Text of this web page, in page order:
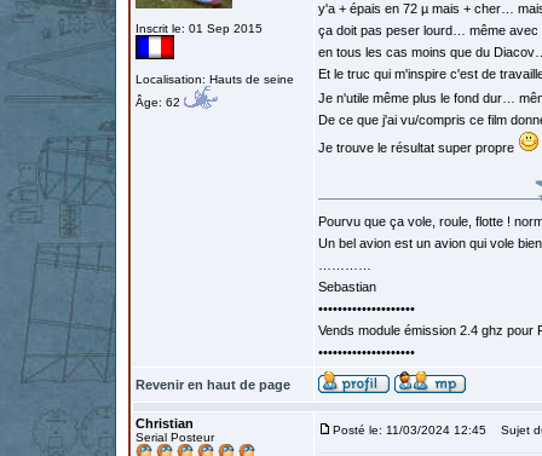
Inscrit le: 01 Sep 2015
Localisation: Hauts de seine
Âge: 62
y'a + épais en 72 µ mais + cher…
ça doit pas peser lourd… même
en tous les cas moins que du
Et le truc qui m'inspire c'est de
Je n'utile même plus le fond dur…
De ce que j'ai vu/compris ce film
Je trouve le résultat super propre
Pourvu que ça vole, roule, flotte !
Un bel avion est un avion qui vole
Sebastian
••••••••••••••••••••
Vends module émission 2.4 ghz
••••••••••••••••••••
Revenir en haut de page
Christian
Serial Posteur
Posté le: 11/03/2024 12:45 Sujet